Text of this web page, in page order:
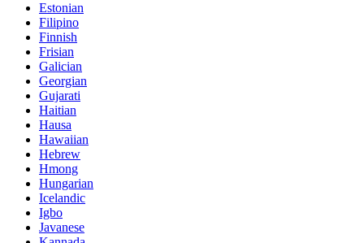
Estonian
Filipino
Finnish
Frisian
Galician
Georgian
Gujarati
Haitian
Hausa
Hawaiian
Hebrew
Hmong
Hungarian
Icelandic
Igbo
Javanese